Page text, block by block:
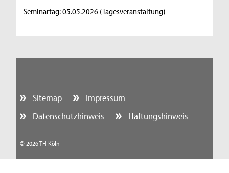
Seminartag: 05.05.2026 (Tagesveranstaltung)
Sitemap
Impressum
Datenschutzhinweis
Haftungshinweis
© 2026 TH Köln